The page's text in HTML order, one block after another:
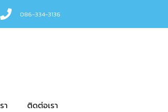
086-334-3136
า ติดต่อเรา